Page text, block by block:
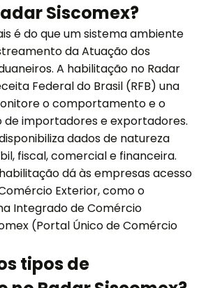
Siscomex?
é do que um sistema ambiente
da Atuação dos
A habilitação no Radar
Federal do Brasil (RFB) una
o comportamento e o
de importadores e exportadores.
dados de natureza
fiscal, comercial e financeira.
dá às empresas acesso
Exterior, como o
Integrado de Comércio
(Portal Único de Comércio
tipos de